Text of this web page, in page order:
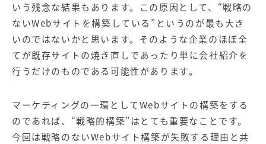
商圏ねらいうちパッケージ 求人パッケージ
Web制作の製品
WEBプラス
いう残念な結果もあります。この原因として、 “戦略の
ないWebサイトを構築している ” というのが最も大き
いのではないかと思います。そのような企業のほぼ全
てが既存サイトの焼き直しであったり単に会社紹介を
行うだけのものである可能性があります。
マーケティングの一環としてWebサイトの構築をする
のであれば、 “戦略的構築”はとても重要なことです。
今回は戦略のないWebサイト構築が失敗する理由と共